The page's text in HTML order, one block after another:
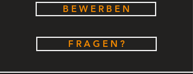
B E W E R B E N
F R A G E N ?